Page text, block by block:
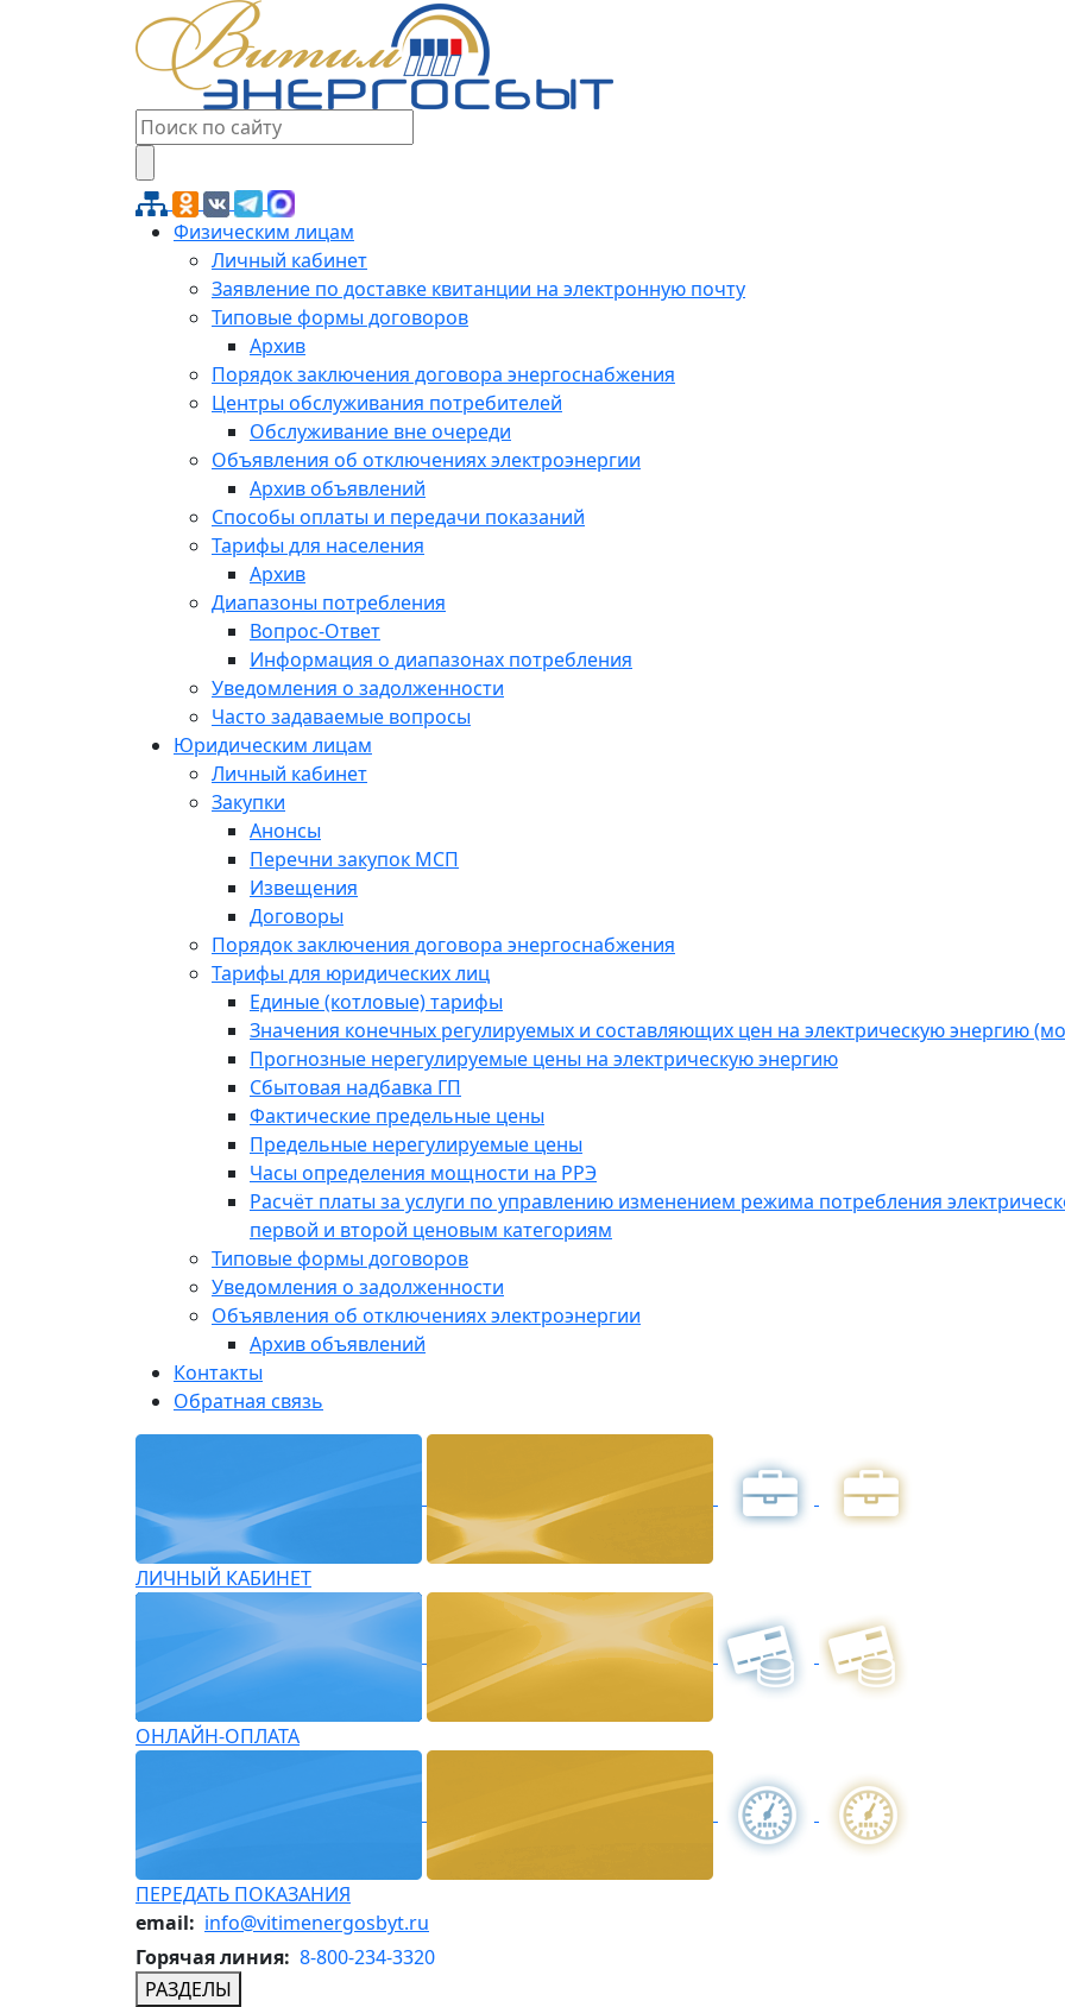
Физическим лицам
Личный кабинет
Заявление по доставке квитанции на электронную почту
Типовые формы договоров
Архив
Порядок заключения договора энергоснабжения
Центры обслуживания потребителей
Обслуживание вне очереди
Объявления об отключениях электроэнергии
Архив объявлений
Способы оплаты и передачи показаний
Тарифы для населения
Архив
Диапазоны потребления
Вопрос-Ответ
Информация о диапазонах потребления
Уведомления о задолженности
Часто задаваемые вопросы
Юридическим лицам
Личный кабинет
Закупки
Анонсы
Перечни закупок МСП
Извещения
Договоры
Порядок заключения договора энергоснабжения
Тарифы для юридических лиц
Единые (котловые) тарифы
Значения конечных регулируемых и составляющих цен на электрическую энергию
Прогнозные нерегулируемые цены на электрическую энергию
Сбытовая надбавка ГП
Фактические предельные цены
Предельные нерегулируемые цены
Часы определения мощности на РРЭ
Расчёт платы за услуги по управлению изменением режима потребления
первой и второй ценовым категориям
Типовые формы договоров
Уведомления о задолженности
Объявления об отключениях электроэнергии
Архив объявлений
Контакты
Обратная связь
ЛИЧНЫЙ КАБИНЕТ
ОНЛАЙН-ОПЛАТА
ПЕРЕДАТЬ ПОКАЗАНИЯ
email: info@vitimenergosbyt.ru
Горячая линия: 8-800-234-3320
РАЗДЕЛЫ